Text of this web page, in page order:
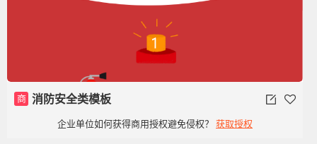
商 消防安全类模板
企业单位如何获得商用授权避免侵权？ 获取授权